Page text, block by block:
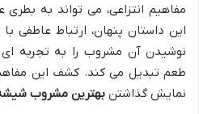
مفاهیم انتزاعی، می تواند به
این داستان پنهان، ارتباط عاطفی
نوشیدن آن مشروب را به تجربه
طعم تبدیل می کند. کشف این
نمایش گذاشتن بهترین مشروب